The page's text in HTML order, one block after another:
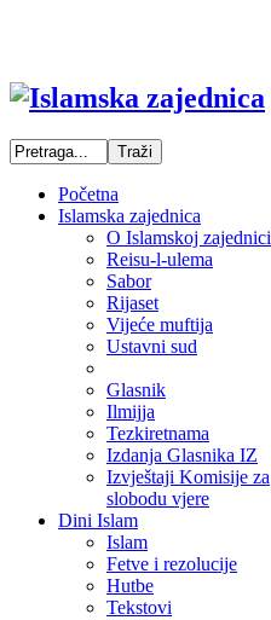
Početna
Islamska zajednica
O Islamskoj zajednici
Reisu-l-ulema
Sabor
Rijaset
Vijeće muftija
Ustavni sud
Glasnik
Ilmijja
Tezkiretnama
Izdanja Glasnika IZ
Izvještaji Komisije za
slobodu vjere
Dini Islam
Islam
Fetve i rezolucije
Hutbe
Tekstovi